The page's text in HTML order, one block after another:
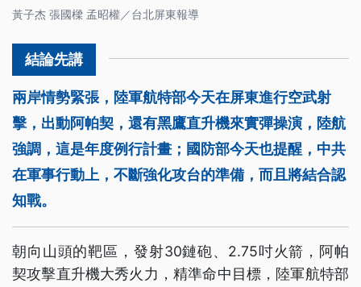
黃子杰 張國樑 孟昭權／台北屏東報導
兩岸情勢緊張，陸軍航特部今天在屏東進行空武射
擊，出動阿帕契，還有黑鷹直升機來實彈操演，陸航
強調，這是年度例行計畫；國防部今天也提醒，中共
在軍事行動上，不斷強化攻台的準備，而且將結合認
知戰。
朝向山頭的靶區，發射30鏈砲、2.75吋火箭，阿帕
契攻擊直升機大秀火力，精準命中目標，陸軍航特部